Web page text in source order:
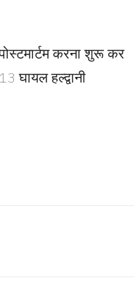
करना शुरू कर
घायल हल्द्वानी